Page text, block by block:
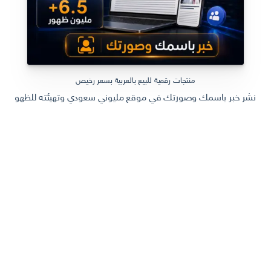
منتجات رقمية للبيع بالعربية بسعر رخيص
نشر خبر باسمك وصورتك في موقع مليوني سعودي وتهيئته للظهور